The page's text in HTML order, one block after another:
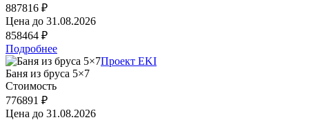
887816 ₽
Цена до 31.08.2026
858464 ₽
Подробнее
Проект EKI
Баня из бруса 5×7
Стоимость
776891 ₽
Цена до 31.08.2026